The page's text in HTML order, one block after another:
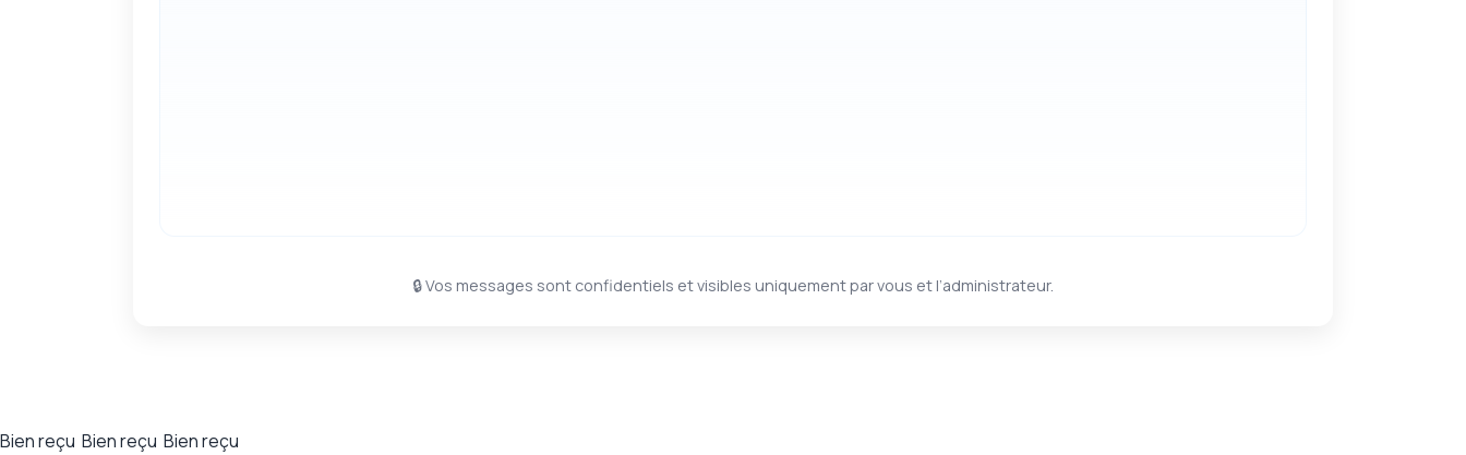
🔒 Vos messages sont confidentiels et visibles uniquement par vous et l’administrateur.
Bien reçu Bien reçu Bien reçu